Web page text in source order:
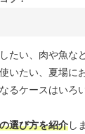
たい、肉や魚な
いたい、夏場に
るケースはいろい
選び方を紹介し